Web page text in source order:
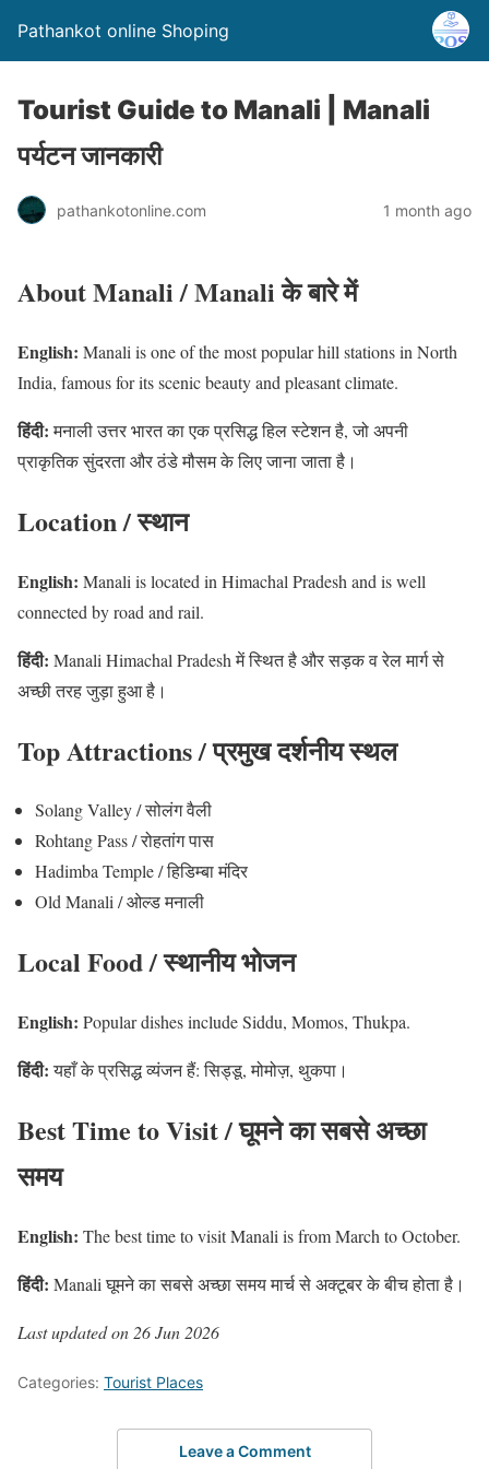
Pathankot online Shoping
Tourist Guide to Manali | Manali
पर्यटन जानकारी
pathankotonline.com 1 month ago
About Manali / Manali के बारे में
English: Manali is one of the most popular hill stations in North
India, famous for its scenic beauty and pleasant climate.
हिंदी:मनाली उत्तर भारत का एक प्रसिद्ध हिल स्टेशन है, जो अपनी
प्राकृतिक सुंदरता और ठंडे मौसम के लिए जाना जाता है।
Location / स्थान
English: Manali is located in Himachal Pradesh and is well
connected by road and rail.
हिंदी: Manali Himachal Pradesh में स्थित है और सड़क व रेल मार्ग से
अच्छी तरह जुड़ा हुआ है।
Top Attractions / प्रमुख दर्शनीय स्थल
Solang Valley / सोलंग वैली
Rohtang Pass / रोहतांग पास
Hadimba Temple / हिडिम्बा मंदिर
Old Manali / ओल्ड मनाली
Local Food / स्थानीय भोजन
English: Popular dishes include Siddu, Momos, Thukpa.
हिंदी:यहाँ के प्रसिद्ध व्यंजन हैं: सिड्डू, मोमोज़, थुकपा।
Best Time to Visit / घूमने का सबसे अच्छा
समय
English: The best time to visit Manali is from March to October.
हिंदी: Manali घूमने का सबसे अच्छा समय मार्च से अक्टूबर के बीच होता है।
Last updated on 26 Jun 2026
Categories: Tourist Places
Leave a Comment